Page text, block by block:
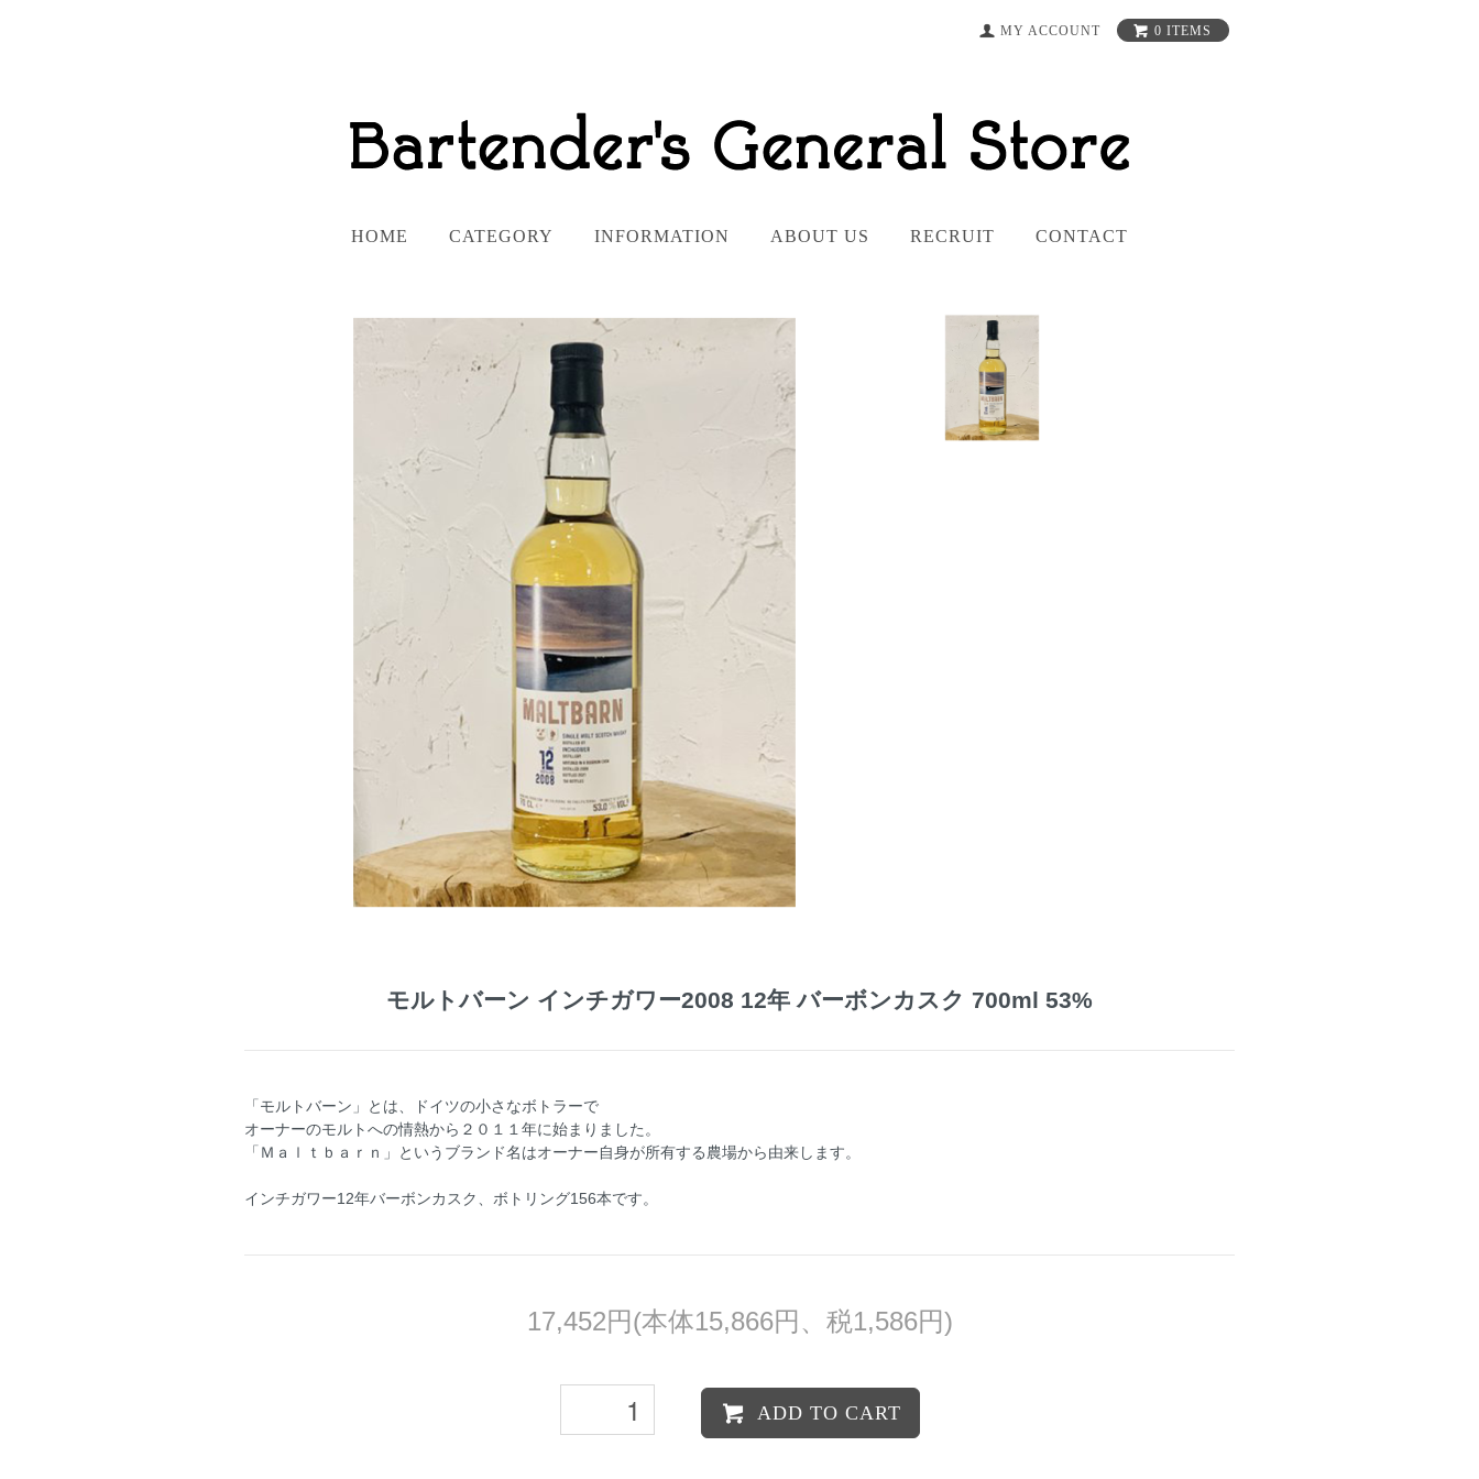
MY ACCOUNT 0 ITEMS
HOME CATEGORY INFORMATION ABOUT US RECRUIT CONTACT
モルトバーン インチガワー2008 12年 バーボンカスク 700ml 53%
「モルトバーン」とは、ドイツの小さなボトラーで
オーナーのモルトへの情熱から２０１１年に始まりました。
「Ｍａｌｔｂａｒｎ」というブランド名はオーナー自身が所有する農場から由来します。
インチガワー12年バーボンカスク、ボトリング156本です。
17,452円(本体15,866円、税1,586円)
ADD TO CART